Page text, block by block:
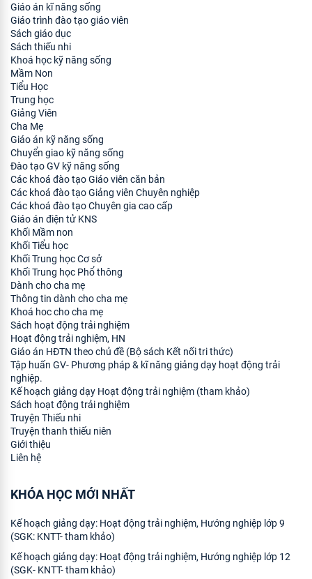
Giáo án kĩ năng sống
Giáo trình đào tạo giáo viên
Sách giáo dục
Sách thiếu nhi
Khoá học kỹ năng sống
Mầm Non
Tiểu Học
Trung học
Giảng Viên
Cha Mẹ
Giáo án kỹ năng sống
Chuyển giao kỹ năng sống
Đào tạo GV kỹ năng sống
Các khoá đào tạo Giáo viên căn bản
Các khoá đào tạo Giảng viên Chuyên nghiệp
Các khoá đào tạo Chuyên gia cao cấp
Giáo án điện tử KNS
Khối Mầm non
Khối Tiểu học
Khối Trung học Cơ sở
Khối Trung học Phổ thông
Dành cho cha mẹ
Thông tin dành cho cha mẹ
Khoá hoc cho cha mẹ
Sách hoạt động trải nghiệm
Hoạt động trải nghiệm, HN
Giáo án HĐTN theo chủ đề (Bộ sách Kết nối tri thức)
Tập huấn GV- Phương pháp & kĩ năng giảng dạy hoạt động trải
nghiệp.
Kế hoạch giảng dạy Hoạt động trải nghiệm (tham khảo)
Sách hoạt động trải nghiệm
Truyện Thiếu nhi
Truyện thanh thiếu niên
Giới thiệu
Liên hệ
KHÓA HỌC MỚI NHẤT
Kế hoạch giảng dạy: Hoạt động trải nghiệm, Hướng nghiệp lớp 9
(SGK: KNTT- tham khảo)
Kế hoạch giảng dạy: Hoạt động trải nghiệm, Hướng nghiệp lớp 12
(SGK- KNTT- tham khảo)